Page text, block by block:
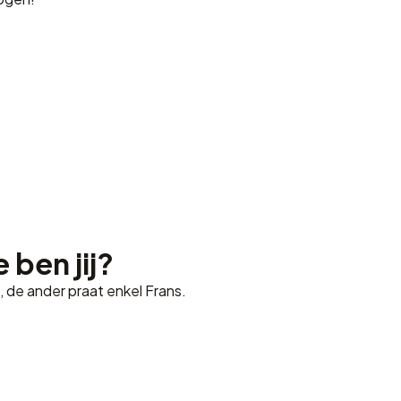
ben jij?
ander praat enkel Frans.